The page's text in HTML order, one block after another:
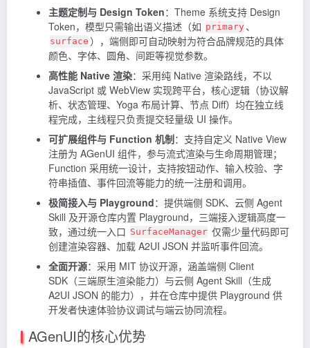
主题定制与 Design Token：Theme 系统支持 Design
Token，模型只需输出语义描述（如 primary 、
surface ），端侧即可自动映射为符合品牌规范的具体
颜色、字体、圆角、间距等视觉参数。
高性能 Native 渲染：采用纯 Native 渲染路线，不以
JavaScript 或 WebView 实现跨平台，核心逻辑（协议解
析、状态管理、Yoga 布局计算、节点 Diff）均在独立线
程完成，主线程只负责提交轻量级 UI 操作。
可扩展组件与 Function 机制：支持自定义 Native View
注册为 AGenUI 组件，参与流式渲染与生命周期管理；
Function 采用统一设计，支持按钮动作、输入校验、字
符串插值、事件回流等能力的统一注册和调用。
极简接入与 Playground：提供端侧 SDK、云侧 Agent
Skill 及开源仓库内置 Playground，三端接入逻辑高度一
致，通过统一入口 SurfaceManager 仅需少量代码即可
创建渲染容器、加载 A2UI JSON 并监听事件回流。
全面开源：采用 MIT 协议开源，涵盖端侧 Client
SDK（三端原生渲染能力）与云侧 Agent Skill（生成
A2UI JSON 的能力），并在仓库中提供 Playground 供
开发者快速体验协议调试与端云协同流程。
AGenUI的核心优势